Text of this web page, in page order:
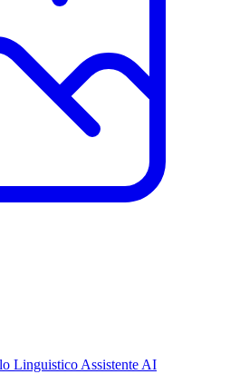
Linguistico Assistente AI